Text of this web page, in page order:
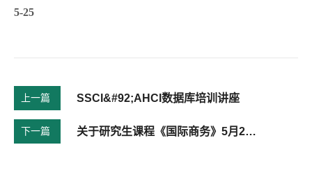
5-25
上一篇 SSCI&#92;AHCI数据库培训讲座
下一篇 关于研究生课程《国际商务》5月25日停课一次的通知